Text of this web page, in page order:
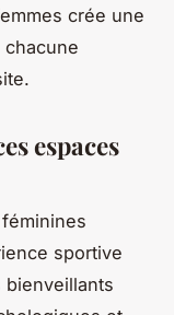
crée une
espaces
sportive